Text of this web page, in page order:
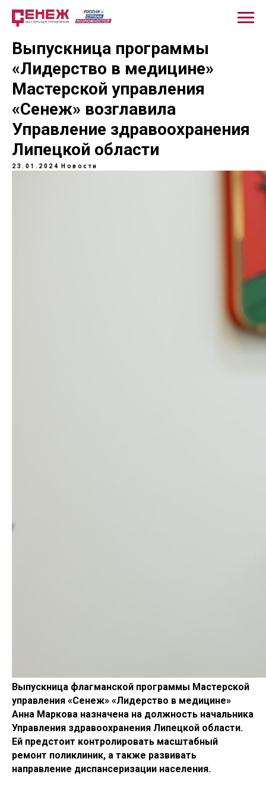
Выпускница программы
«Лидерство в медицине»
Мастерской управления
«Сенеж» возглавила
Управление здравоохранения
Липецкой области
23.01.2024 Новости
Выпускница флагманской программы Мастерской
управления «Сенеж» «Лидерство в медицине»
Анна Маркова назначена на должность начальника
Управления здравоохранения Липецкой области.
Ей предстоит контролировать масштабный
ремонт поликлиник, а также развивать
направление диспансеризации населения.